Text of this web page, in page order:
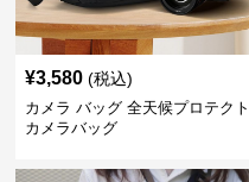
¥3,580 (税込)
カメラ バッグ 全天候プロテクト
カメラバッグ